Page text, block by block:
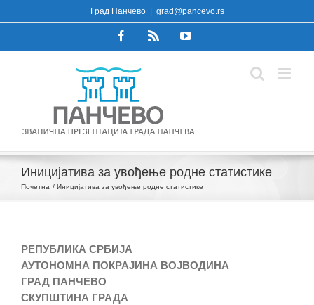
to
Град Панчево grad@pancevo.rs
FacebookRss YouTube
Иницијатива за увођење родне статистике
Почетна Иницијатива за увођење родне статистике
РЕПУБЛИКА СРБИЈА
АУТОНОМНА ПОКРАЈИНА ВОЈВОДИНА
ГРАД ПАНЧЕВО
СКУПШТИНА ГРАДА